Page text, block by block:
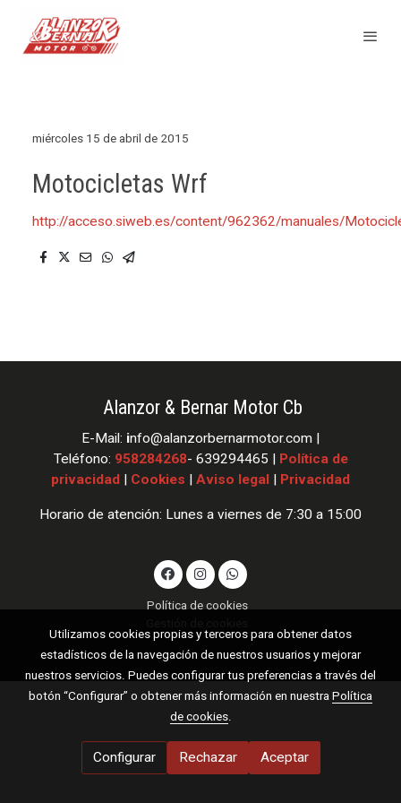
miércoles 15 de abril de 2015
Motocicletas Wrf
http://acceso.siweb.es/content/962362/manuales/
Alanzor & Bernar Motor Cb
E-Mail: info@alanzorbernarmotor.com |
Teléfono: 958284268- 639294465 |
Política de
privacidad
Cookies Aviso legal Privacidad
Horario de atención: Lunes a viernes de 7:30 a 15:00
Política de cookies
Utilizamos cookies propias y terceros para obtener datos
estadísticos de la navegación de nuestros usuarios y mejorar
nuestros servicios. Puedes configurar tus preferencias a través del
botón “Configurar” o obtener más información en nuestra Política
de cookies.
Configurar Rechazar Aceptar